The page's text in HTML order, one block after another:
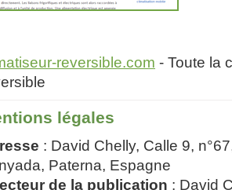
reversible.com - Toute la
légales
: David Chelly, Calle 9,
Paterna, Espagne
de la publication : David